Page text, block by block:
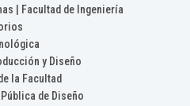
| Facultad de Ingeniería
y Diseño
la Facultad
de Diseño